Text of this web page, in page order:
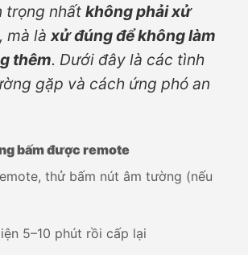
trọng nhất không phải xử
, mà là xử đúng để không làm
thêm. Dưới đây là các tình
gặp và cách ứng phó an
bấm được remote
thử bấm nút âm tường (nếu
5–10 phút rồi cấp lại